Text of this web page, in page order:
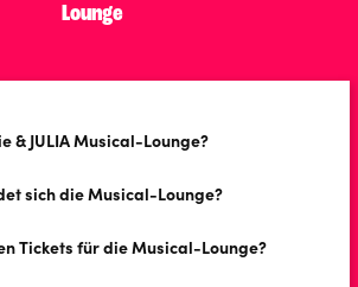
Lounge
& JULIA Musical-Lounge?
sich die Musical-Lounge?
Tickets für die Musical-Lounge?